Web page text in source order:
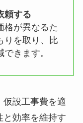
頼する
格が異なるた
りを取り、比
きます。
仮設工事費を適
と効率を維持す